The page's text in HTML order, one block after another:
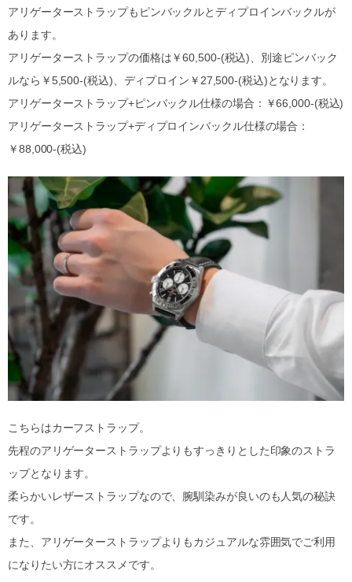
アリゲーターストラップもピンバックルとディプロインバックルが
あります。
アリゲーターストラップの価格は￥60,500-(税込)、別途ピンバック
ルなら￥5,500-(税込)、ディプロイン￥27,500-(税込)となります。
アリゲーターストラップ+ピンバックル仕様の場合：￥66,000-(税込)
アリゲーターストラップ+ディプロインバックル仕様の場合：
￥88,000-(税込)
こちらはカーフストラップ。
先程のアリゲーターストラップよりもすっきりとした印象のストラ
ップとなります。
柔らかいレザーストラップなので、腕馴染みが良いのも人気の秘訣
です。
また、アリゲーターストラップよりもカジュアルな雰囲気でご利用
になりたい方にオススメです。